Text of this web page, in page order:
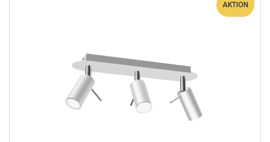
AKTION